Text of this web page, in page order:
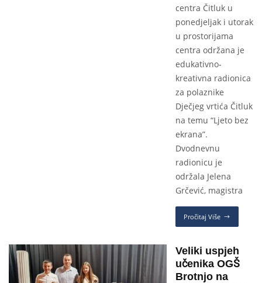
centra Čitluk u
ponedjeljak i utorak
u prostorijama
centra održana je
edukativno-
kreativna radionica
za polaznike
Dječjeg vrtića Čitluk
na temu “Ljeto bez
ekrana”.
Dvodnevnu
radionicu je
održala Jelena
Grčević, magistra
Pročitaj Više
Veliki uspjeh
učenika OGŠ
Brotnjo na